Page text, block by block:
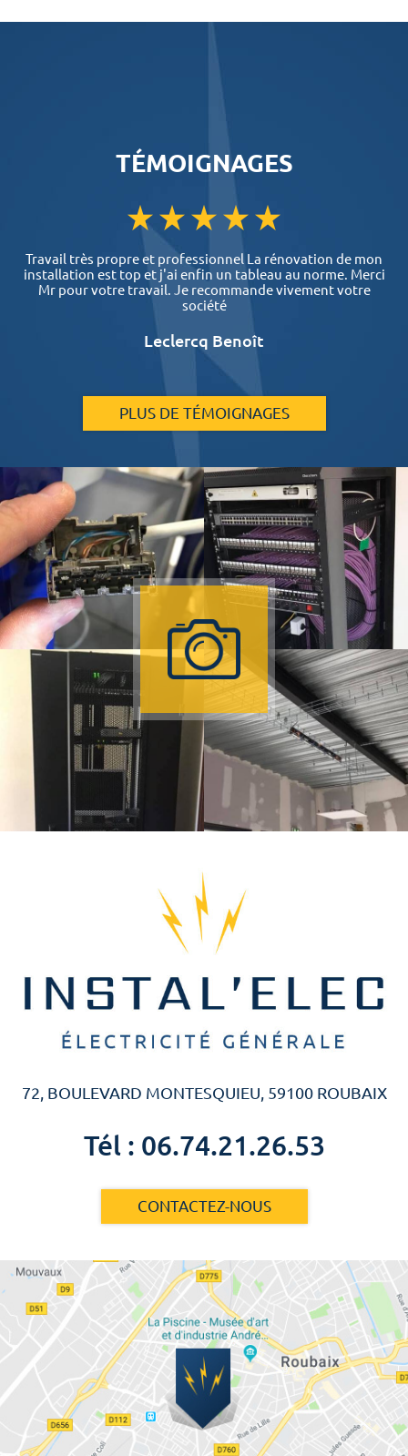
TÉMOIGNAGES
Travail très propre et professionnel La rénovation de mon
installation est top et j'ai enfin un tableau au norme. Merci
Mr pour votre travail. Je recommande vivement votre
société
Leclercq Benoît
PLUS DE TÉMOIGNAGES
72, BOULEVARD MONTESQUIEU, 59100 ROUBAIX
Tél : 06.74.21.26.53
CONTACTEZ-NOUS